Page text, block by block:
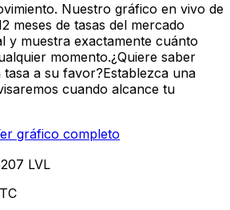
Nuestro gráfico en vivo de
meses de tasas del mercado
y muestra exactamente cuánto
momento.¿Quiere saber
a su favor?Establezca una
cuando alcance tu
gráfico completo
LVL